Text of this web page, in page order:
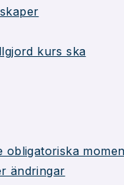
kurs ska
obligatoriska
ändringar